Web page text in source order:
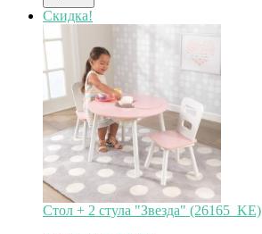
Скидка!
Стол + 2 стула "Звезда" (26165_KE)